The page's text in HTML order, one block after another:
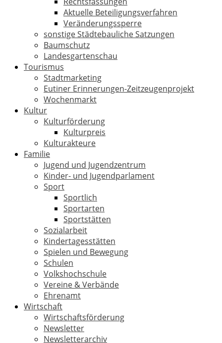
Aktuelle Beteiligungsverfahren
Veränderungssperre
sonstige Städtebauliche Satzungen
Baumschutz
Landesgartenschau
Tourismus
Stadtmarketing
Eutiner Erinnerungen-Zeitzeugenprojekt
Wochenmarkt
Kultur
Kulturförderung
Kulturpreis
Kulturakteure
Familie
Jugend und Jugendzentrum
Kinder- und Jugendparlament
Sport
Sportlich
Sportarten
Sportstätten
Sozialarbeit
Kindertagesstätten
Spielen und Bewegung
Schulen
Volkshochschule
Vereine & Verbände
Ehrenamt
Wirtschaft
Wirtschaftsförderung
Newsletter
Newsletterarchiv